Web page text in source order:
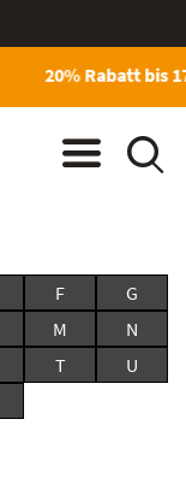
20% Rabatt bis
F
G
M
N
T
U